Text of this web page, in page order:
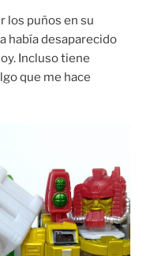
los puños en su
había desaparecido
Incluso tiene
que me hace